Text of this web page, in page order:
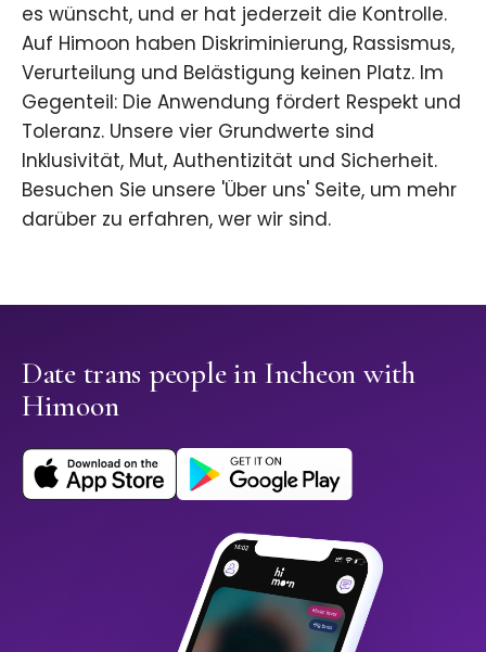
es wünscht, und er hat jederzeit die Kontrolle.
Auf Himoon haben Diskriminierung, Rassismus,
Verurteilung und Belästigung keinen Platz. Im
Gegenteil: Die Anwendung fördert Respekt und
Toleranz. Unsere vier Grundwerte sind
Inklusivität, Mut, Authentizität und Sicherheit.
Besuchen Sie unsere 'Über uns' Seite, um mehr
darüber zu erfahren, wer wir sind.
Date trans people in Incheon with
Himoon